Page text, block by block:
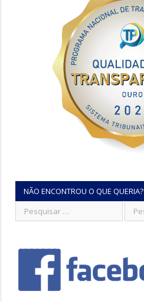
NÃO ENCONTROU O QUE QUERIA?